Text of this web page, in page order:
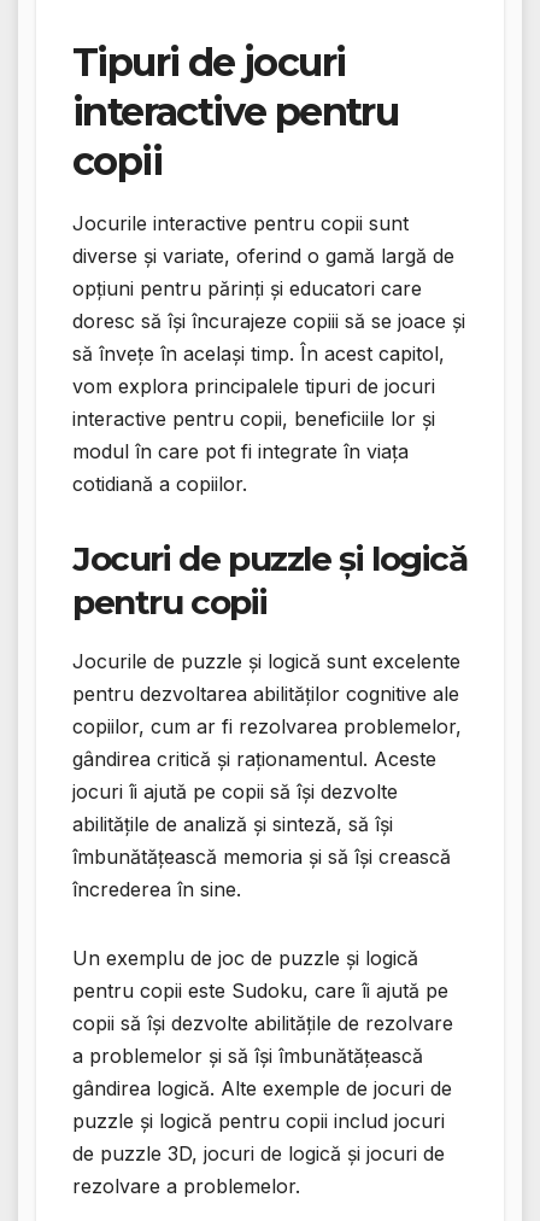
Tipuri de jocuri
interactive pentru
copii
Jocurile interactive pentru copii sunt
diverse și variate, oferind o gamă largă de
opțiuni pentru părinți și educatori care
doresc să își încurajeze copiii să se joace și
să învețe în același timp. În acest capitol,
vom explora principalele tipuri de jocuri
interactive pentru copii, beneficiile lor și
modul în care pot fi integrate în viața
cotidiană a copiilor.
Jocuri de puzzle și logică
pentru copii
Jocurile de puzzle și logică sunt excelente
pentru dezvoltarea abilităților cognitive ale
copiilor, cum ar fi rezolvarea problemelor,
gândirea critică și raționamentul. Aceste
jocuri îi ajută pe copii să își dezvolte
abilitățile de analiză și sinteză, să își
îmbunătățească memoria și să își crească
încrederea în sine.
Un exemplu de joc de puzzle și logică
pentru copii este Sudoku, care îi ajută pe
copii să își dezvolte abilitățile de rezolvare
a problemelor și să își îmbunătățească
gândirea logică. Alte exemple de jocuri de
puzzle și logică pentru copii includ jocuri
de puzzle 3D, jocuri de logică și jocuri de
rezolvare a problemelor.